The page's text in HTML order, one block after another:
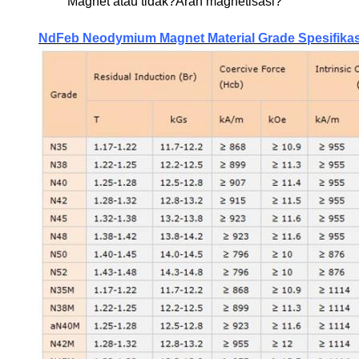
NdFeb Neodymium Magnet Material Grade